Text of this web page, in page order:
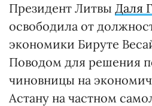
Президент Литвы Даля
освободила от
экономики Бируте
Поводом для решения
чиновницы на
Астану на частном